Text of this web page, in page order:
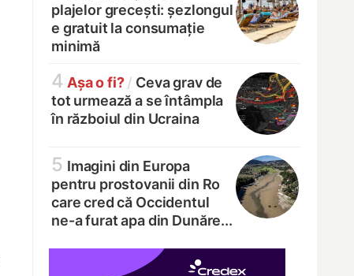
plajelor grecești: șezlongul
e gratuit la consumație
minimă
4 Așa o fi? / Ceva grav de
tot urmează a se întâmpla
în războiul din Ucraina
5 Imagini din Europa
pentru prostovanii din Ro
care cred că Occidentul
ne-a furat apa din Dunăre...